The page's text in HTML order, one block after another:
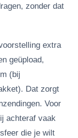
zonder dat
extra
geüpload,
(bij
Dat zorgt
Voor
achteraf vaak
die je wilt